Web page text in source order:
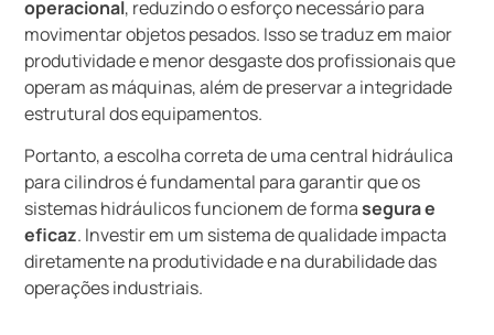
operacional, reduzindo o esforço necessário para
movimentar objetos pesados. Isso se traduz em maior
produtividade e menor desgaste dos profissionais que
operam as máquinas, além de preservar a integridade
estrutural dos equipamentos.
Portanto, a escolha correta de uma central hidráulica
para cilindros é fundamental para garantir que os
sistemas hidráulicos funcionem de formasegura e
eficaz. Investir em um sistema de qualidade impacta
diretamente na produtividade e na durabilidade das
operações industriais.